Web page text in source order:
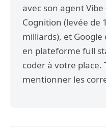
avec son agent
Cognition (levée de
milliards), et
en plateforme full
coder à votre place.
mentionner les